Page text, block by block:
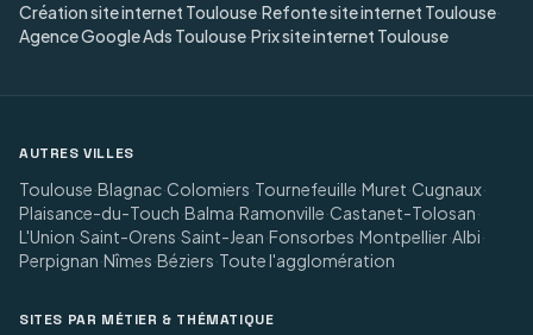
Création site internet Toulouse·Refonte site internet Toulouse·
Agence Google Ads Toulouse·Prix site internet Toulouse
AUTRES VILLES
Toulouse·Blagnac·Colomiers·Tournefeuille·Muret·Cugnaux·
Plaisance-du-Touch·Balma·Ramonville·Castanet-Tolosan·
L'Union·Saint-Orens·Saint-Jean·Fonsorbes·Montpellier·Albi·
Perpignan·Nîmes·Béziers·Toute l'agglomération
SITES PAR MÉTIER & THÉMATIQUE